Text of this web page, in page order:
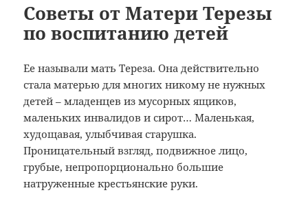
Советы от Матери Терезы
по воспитанию детей
Ее называли мать Тереза. Она действительно
стала матерью для многих никому не нужных
детей – младенцев из мусорных ящиков,
маленьких инвалидов и сирот… Маленькая,
худощавая, улыбчивая старушка.
Проницательный взгляд, подвижное лицо,
грубые, непропорционально большие
натруженные крестьянские руки.